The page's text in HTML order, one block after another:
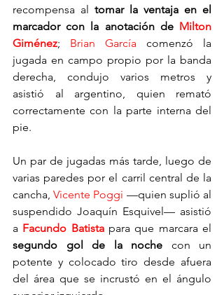
recompensa al tomar la ventaja en el
marcador con la anotación de Milton
Giménez; Brian García comenzó la
jugada en campo propio por la banda
derecha, condujo varios metros y
asistió al argentino, quien remató
correctamente con la parte interna del
pie.
Un par de jugadas más tarde, luego de
varias paredes por el carril central de la
cancha, Vicente Poggi —quien suplió al
suspendido Joaquín Esquivel— asistió
a Facundo Batista
segundo gol de la noche con un
potente y colocado tiro desde afuera
del área que se incrustó en el ángulo